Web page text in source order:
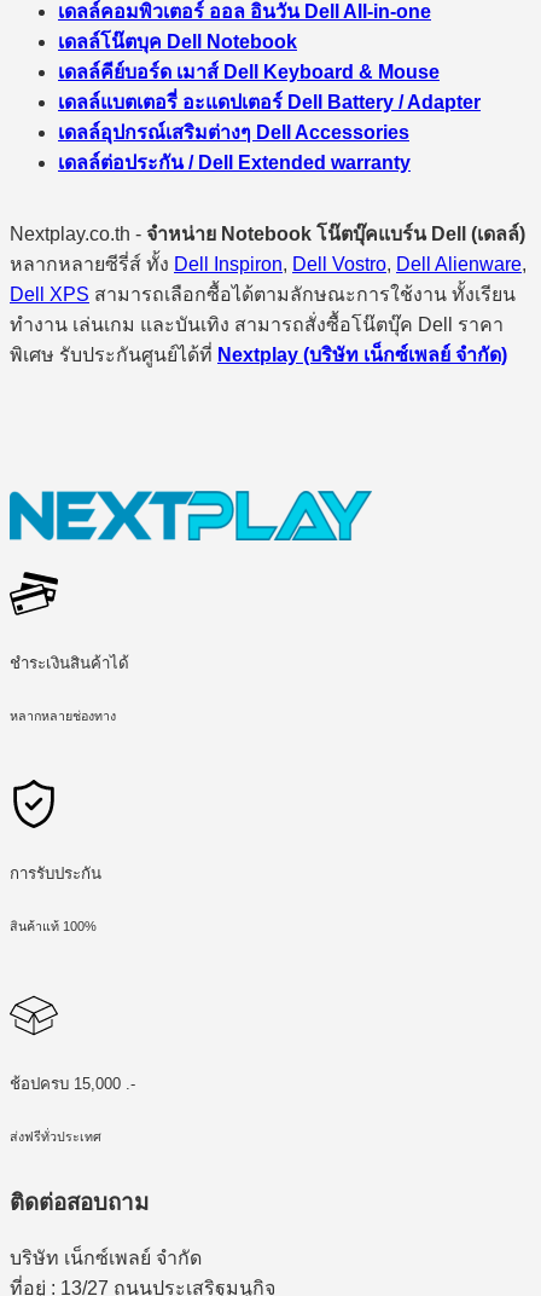
เดลล์คอมพิวเตอร์ ออล อินวัน Dell All-in-one
เดลล์โน๊ตบุค Dell Notebook
เดลล์คีย์บอร์ด เมาส์ Dell Keyboard & Mouse
เดลล์แบตเตอรี่ อะแดปเตอร์ Dell Battery / Adapter
เดลล์อุปกรณ์เสริมต่างๆ Dell Accessories
เดลล์ต่อประกัน / Dell Extended warranty
Nextplay.co.th - จำหน่าย Notebook โน๊ตบุ๊คแบร์น Dell (เดลล์)
หลากหลายซีรี่ส์ ทั้ง Dell Inspiron, Dell Vostro, Dell Alienware,
Dell XPS สามารถเลือกซื้อได้ตามลักษณะการใช้งาน ทั้งเรียน
ทำงาน เล่นเกม และบันเทิง สามารถสั่งซื้อโน๊ตบุ๊ค Dell ราคา
พิเศษ รับประกันศูนย์ได้ที่ Nextplay (บริษัท เน็กซ์เพลย์ จำกัด)
ชำระเงินสินค้าได้
หลากหลายช่องทาง
การรับประกัน
สินค้าแท้ 100%
ช้อปครบ 15,000 .-
ส่งฟรีทั่วประเทศ
ติดต่อสอบถาม
บริษัท เน็กซ์เพลย์ จำกัด
ที่อยู่ : 13/27 ถนนประเสริฐมนูกิจ